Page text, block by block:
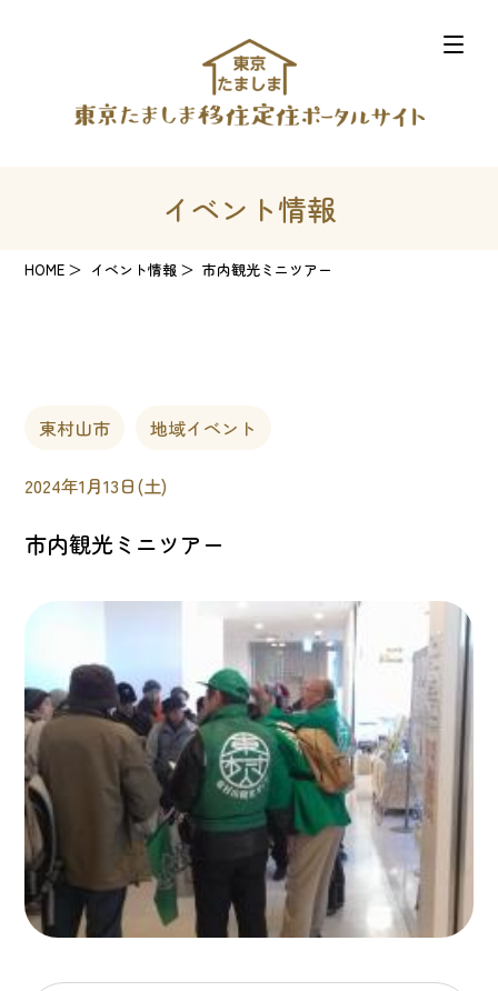
イベント情報
HOME イベント情報 市内観光ミニツアー
東村山市 地域イベント
2024年1月13日(土)
市内観光ミニツアー